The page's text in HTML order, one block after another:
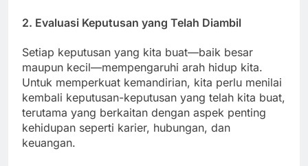
2. Evaluasi Keputusan yang Telah Diambil
Setiap keputusan yang kita buat—baik besar
maupun kecil—mempengaruhi arah hidup kita.
Untuk memperkuat kemandirian, kita perlu menilai
kembali keputusan-keputusan yang telah kita buat,
terutama yang berkaitan dengan aspek penting
kehidupan seperti karier, hubungan, dan
keuangan.